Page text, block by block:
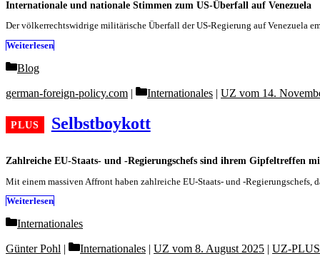
Internationale und nationale Stimmen zum US-Überfall auf Venezuela
Der völkerrechtswidrige militärische Überfall der US-Regierung auf Venezuela
Weiterlesen
Categories
Blog
Zahlreiche EU-Staats- und -Regierungschefs sind ihrem Gipfeltreffen
Selbstboykott
german-foreign-policy.com Categories
Internationales | UZ vom 14.
Mit einem massiven Affront haben zahlreiche EU-Staats- und -
Weiterlesen
Categories
Internationales
Günter Pohl Categories
Internationales | UZ vom 8. August 2025 | UZ-PLUS